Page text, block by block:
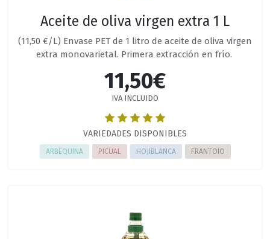
Aceite de oliva virgen extra 1 L
(11,50 €/L) Envase PET de 1 litro de aceite de oliva virgen
extra monovarietal. Primera extracción en frío.
11,50€
IVA INCLUIDO
VARIEDADES DISPONIBLES
ARBEQUINA PICUAL HOJIBLANCA FRANTOIO